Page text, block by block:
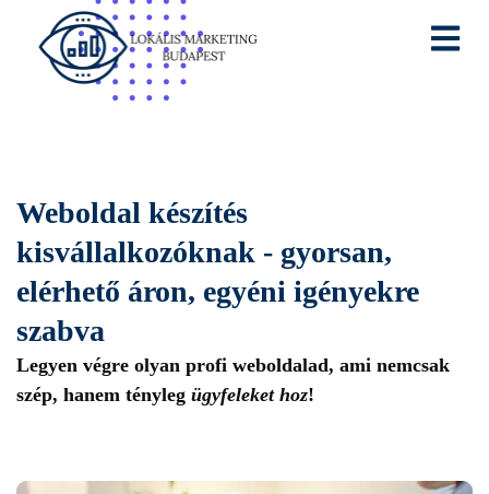
Weboldal készítés
kisvállalkozóknak - gyorsan,
elérhető áron, egyéni igényekre
szabva
Legyen végre olyan profi weboldalad, ami nemcsak
szép, hanem tényleg ügyfeleket hoz!